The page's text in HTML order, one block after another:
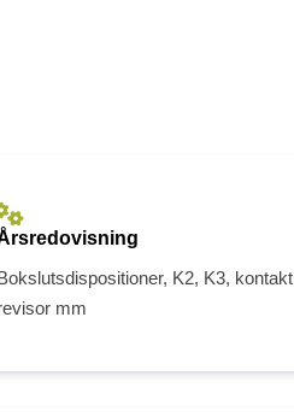
K2, K3, kontakt
mm